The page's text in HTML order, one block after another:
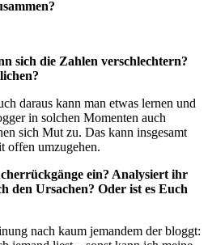
sich die Zahlen verschlechtern?
daraus kann man etwas lernen und
in solchen Momenten auch
sich Mut zu. Das kann insgesamt
offen umzugehen.
ein? Analysiert ihr
den Ursachen? Oder ist es Euch
nach kaum jemandem der bloggt: